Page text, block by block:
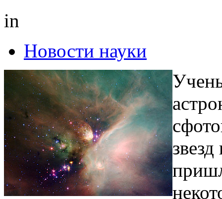
in
Новости науки